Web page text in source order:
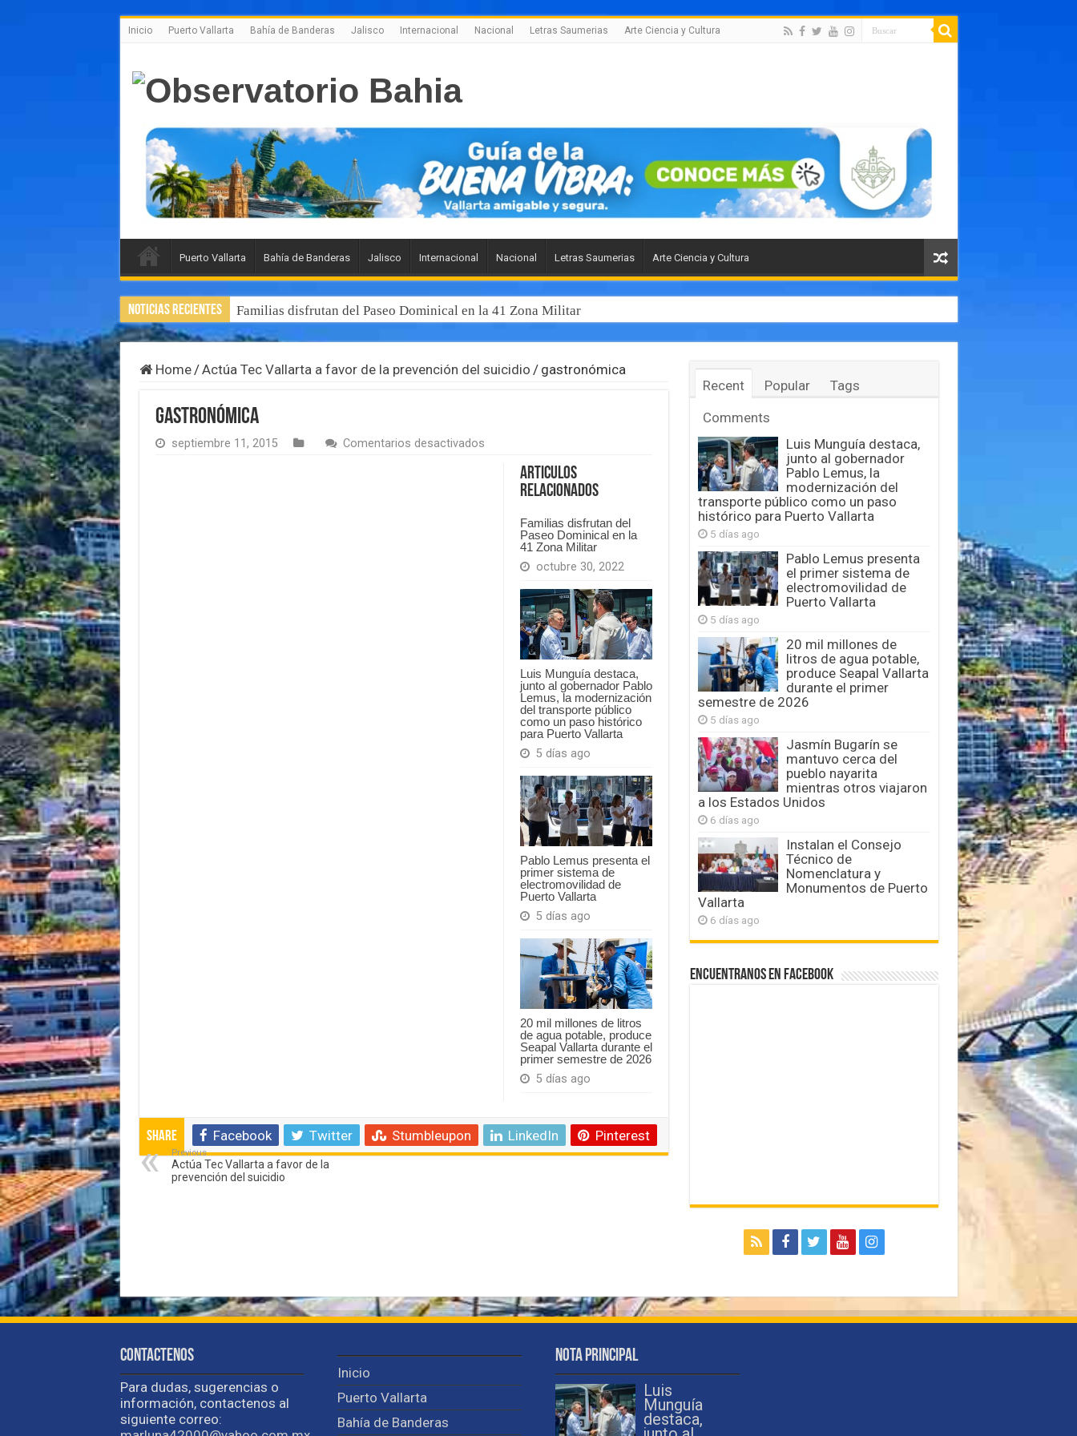
Inicio Puerto Vallarta Bahía de Banderas Jalisco Internacional Nacional Letras Saumerias Arte Ciencia y Cultura
Puerto Vallarta Bahía de Banderas Jalisco Internacional Nacional Letras Saumerias Arte Ciencia y Cultura
Noticias Recientes Familias disfrutan del Paseo Dominical en la 41 Zona Militar
Home/Actúa Tec Vallarta a favor de la prevención del suicidio / gastronómica
gastronómica
septiembre 11, 2015 Comentarios desactivadosen
Articulos
Relacionados
Familias disfrutan del
Paseo Dominical en la
41 Zona Militar
octubre 30, 2022
Luis Munguía destaca,
junto al gobernador Pablo
Lemus, la modernización
del transporte público
como un paso histórico
para Puerto Vallarta
5 días ago
Pablo Lemus presenta el
primer sistema de
electromovilidad de
Puerto Vallarta
5 días ago
20 mil millones de litros
de agua potable, produce
Seapal Vallarta durante el
primer semestre de 2026
5 días ago
Share Facebook Twitter Stumbleupon LinkedIn Pinterest
Previous
Actúa Tec Vallarta a favor de la
prevención del suicidio
Recent Popular
Tags
Comments
Luis Munguía destaca,
junto al gobernador
Pablo Lemus, la
modernización del
transporte público como un paso
histórico para Puerto Vallarta
5 días ago
Pablo Lemus presenta
el primer sistema de
electromovilidad de
Puerto Vallarta
5 días ago
20 mil millones de
litros de agua potable,
produce Seapal Vallarta
durante el primer
semestre de 2026
5 días ago
Jasmín Bugarín se
mantuvo cerca del
pueblo nayarita
mientras otros viajaron
a los Estados Unidos
6 días ago
Instalan el Consejo
Técnico de
Nomenclatura y
Monumentos de Puerto
Vallarta
6 días ago
Encuentranos en Facebook
Contactenos
Para dudas, sugerencias o
información, contactenos al
siguiente correo:
Inicio
Puerto Vallarta
Bahía de Banderas
Nota Principal
Luis
Munguía
destaca,